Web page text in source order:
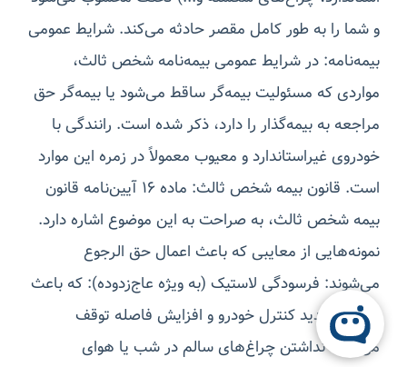
و شما را به طور کامل مقصر حادثه می‌کند. شرایط عمومی
بیمه‌نامه: در شرایط عمومی بیمه‌نامه شخص ثالث،
مواردی که مسئولیت بیمه‌گر ساقط می‌شود یا بیمه‌گر حق
مراجعه به بیمه‌گذار را دارد، ذکر شده است. رانندگی با
خودروی غیراستاندارد و معیوب معمولاً در زمره این موارد
است. قانون بیمه شخص ثالث: ماده ۱۶ آیین‌نامه قانون
بیمه شخص ثالث، به صراحت به این موضوع اشاره دارد.
نمونه‌هایی از معایبی که باعث اعمال حق الرجوع
می‌شوند: فرسودگی لاستیک (به ویژه عاج‌زدوده): که باعث
کاهش شدید کنترل خودرو و افزایش فاصله توقف
می‌شود. نداشتن چراغ‌های سالم در شب یا هوای